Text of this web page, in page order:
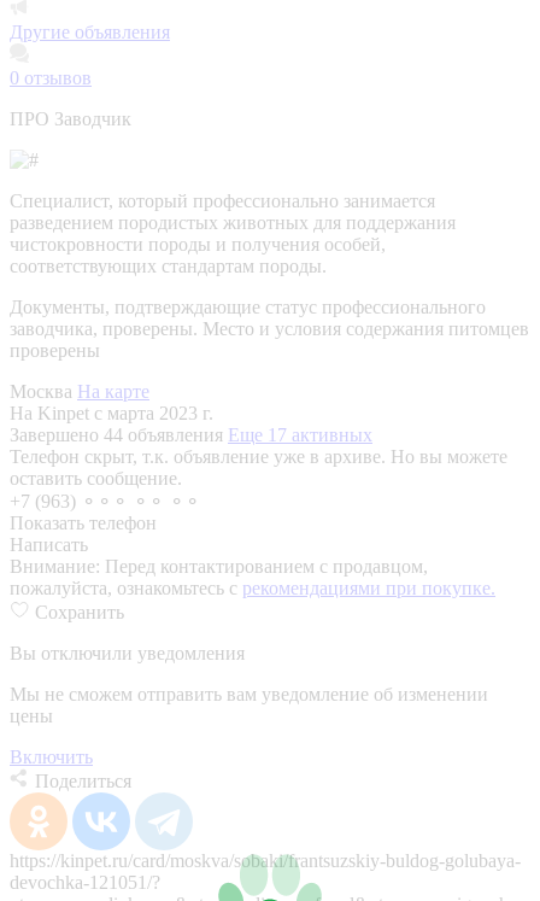
Другие объявления
0 отзывов
ПРО Заводчик
Специалист, который профессионально занимается
разведением породистых животных для поддержания
чистокровности породы и получения особей,
соответствующих стандартам породы.
Документы, подтверждающие статус профессионального
заводчика, проверены. Место и условия содержания питомцев
проверены
Москва На карте
На Kinpet c марта 2023 г.
Завершено 44 объявления Еще 17 активных
Телефон скрыт, т.к. объявление уже в архиве. Но вы можете
оставить сообщение.
+7 (963) ⚬⚬⚬ ⚬⚬ ⚬⚬
Показать телефон
Написать
Внимание: Перед контактированием с продавцом,
пожалуйста, ознакомьтесь с рекомендациями при покупке.
Сохранить
Вы отключили уведомления
Мы не сможем отправить вам уведомление об изменении
цены
Включить
Поделиться
https://kinpet.ru/card/moskva/sobaki/frantsuzskiy-buldog-golubaya-
devochka-121051/?